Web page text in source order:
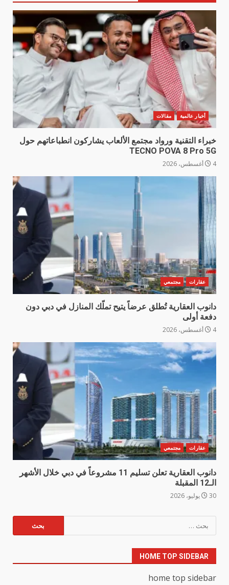
أخبار عالمية مقالات
خبراء التقنية ورواد مجتمع الألعاب يشاركون انطباعاتهم حول
TECNO POVA 8 Pro 5G
4 أغسطس، 2026
عقارات مجتمعي
دانوب العقارية تُطلق عرضاً يتيح تملّك المنازل في دبي دون
دفعة أولى
4 أغسطس، 2026
عقارات مجتمعي
دانوب العقارية تعلن تسليم 11 مشروعاً في دبي خلال الأشهر
الـ12 المقبلة
30 يوليو، 2026
البحث
عن:
HOME TOP SIDEBAR
home top sidebar